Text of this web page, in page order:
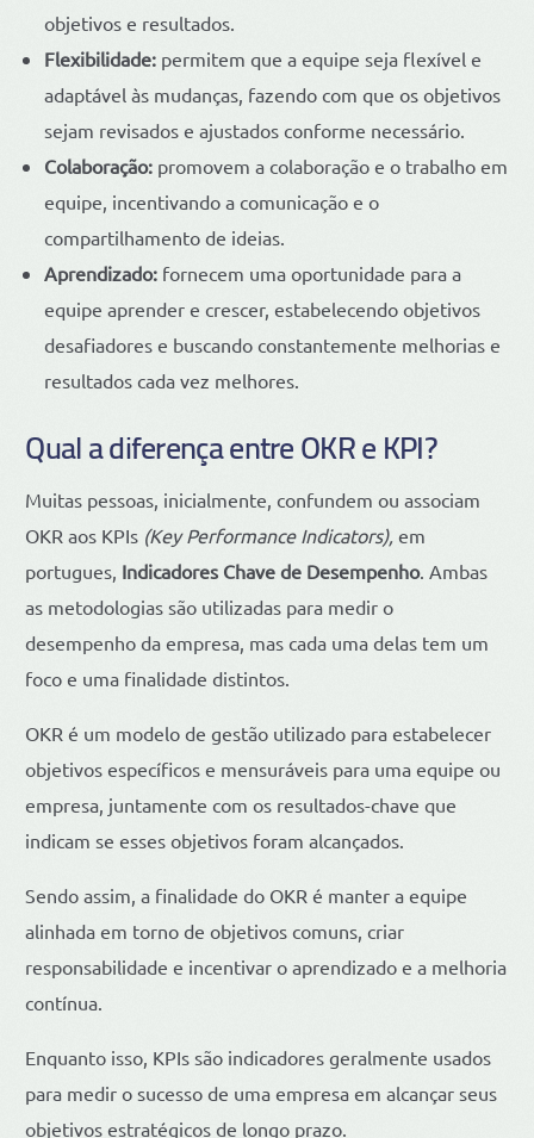
objetivos e resultados.
Flexibilidade: permitem que a equipe seja flexível e
adaptável às mudanças, fazendo com que os objetivos
sejam revisados e ajustados conforme necessário.
Colaboração: promovem a colaboração e o trabalho em
equipe, incentivando a comunicação e o
compartilhamento de ideias.
Aprendizado: fornecem uma oportunidade para a
equipe aprender e crescer, estabelecendo objetivos
desafiadores e buscando constantemente melhorias e
resultados cada vez melhores.
Qual a diferença entre OKR e KPI?
Muitas pessoas, inicialmente, confundem ou associam
OKR aos KPIs (Key Performance Indicators), em
portugues, Indicadores Chave de Desempenho. Ambas
as metodologias são utilizadas para medir o
desempenho da empresa, mas cada uma delas tem um
foco e uma finalidade distintos.
OKR é um modelo de gestão utilizado para estabelecer
objetivos específicos e mensuráveis para uma equipe ou
empresa, juntamente com os resultados-chave que
indicam se esses objetivos foram alcançados.
Sendo assim, a finalidade do OKR é manter a equipe
alinhada em torno de objetivos comuns, criar
responsabilidade e incentivar o aprendizado e a melhoria
contínua.
Enquanto isso, KPIs são indicadores geralmente usados
para medir o sucesso de uma empresa em alcançar seus
objetivos estratégicos de longo prazo.